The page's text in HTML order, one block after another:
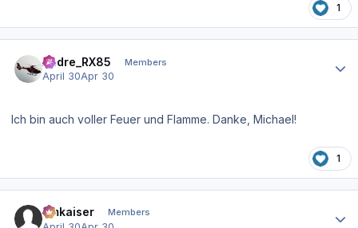
1
Andre_RX85 Members
April 30Apr 30
Ich bin auch voller Feuer und Flamme. Danke, Michael!
1
hmkaiser Members